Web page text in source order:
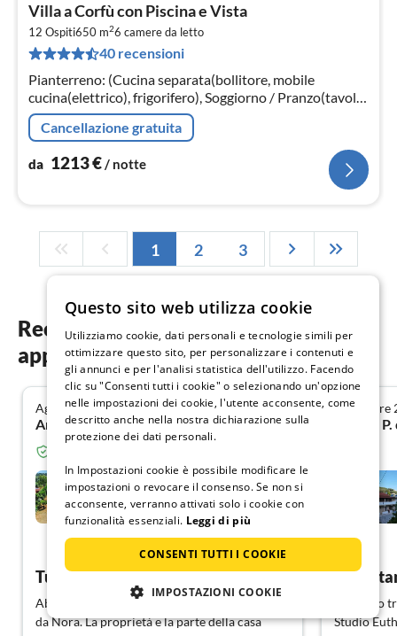
Villa a Corfù con Piscina e Vista
12 Ospiti650 m26 camere da letto
40 recensioni
Pianterreno: (Cucina separata(bollitore, mobile
cucina(elettrico), frigorifero), Soggiorno / Pranzo(tavolo
da pranzo(4 persone), aria condizionata)
Cancellazione gratuita
da 1213€/ notte
1 2 3
Recensioni degli ospiti dei nostri
appartamenti vacanza su Corfu
Agosto 2024
Angela H. da Darmstadt
5.0
Casa di vacanza Nora con
due appartamenti
Agios Spiridon
Mostra tedesco
Tutto a posto
Abbiamo trascorso una settimana bellissima
da Nora. La proprietà e la parte della casa
Settembre
Nadine
Abbiamo
Studio
Questo sito web utilizza cookie
Utilizziamo cookie, dati personali e tecnologie simili per
ottimizzare questo sito, per personalizzare i contenuti e
gli annunci e per l'analisi statistica dell'utilizzo. Facendo
clic su "Consenti tutti i cookie" o selezionando un'opzione
nelle impostazioni dei cookie, l'utente acconsente, come
descritto anche nella nostra dichiarazione sulla
protezione dei dati personali.
In Impostazioni cookie è possibile modificare le
impostazioni o revocare il consenso. Se non si
acconsente, verranno attivati solo i cookie con
funzionalità essenziali. Leggi di più
CONSENTI TUTTI I COOKIE
IMPOSTAZIONI COOKIE